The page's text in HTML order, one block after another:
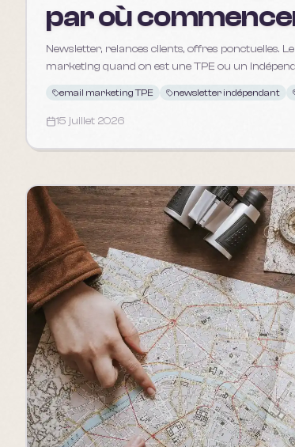
par où
Newsletter, relances clients, offres ponctuelles.
marketing quand on est une TPE ou un
email marketing TPE newsletter indépendant
15 juillet 2026